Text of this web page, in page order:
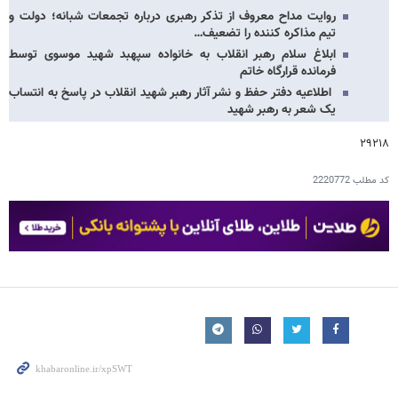
روایت مداح معروف از تذکر رهبری درباره تجمعات شبانه؛ دولت و
تیم مذاکره کننده را تضعیف…
ابلاغ سلام رهبر انقلاب به خانواده سپهبد شهید موسوی توسط
فرمانده قرارگاه خاتم
اطلاعیه دفتر حفظ و نشر آثار رهبر شهید انقلاب در پاسخ به انتساب
یک شعر به رهبر شهید
۲۹۲۱۸
کد مطلب2220772